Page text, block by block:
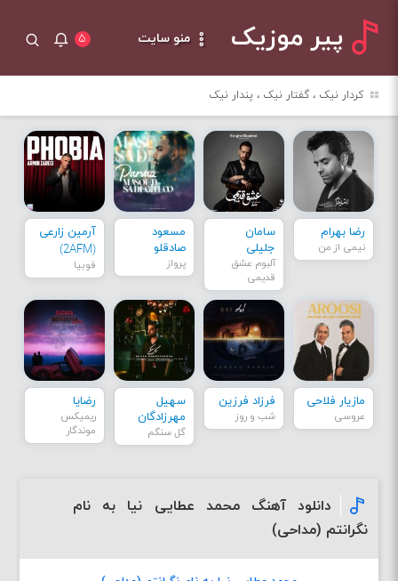
پیر موزیک منو سایت ۵
کردار نیک ، گفتار نیک ، پندار نیک
رضا بهرام
نیمی از من
سامان
جلیلی
آلبوم عشق
قدیمی
مسعود
صادقلو
پرواز
آرمین زارعی
(2AFM)
فوبیا
مازیار فلاحی
عروسی
فرزاد فرزین
شب و روز
سهیل
مهرزادگان
گل سنگم
رضایا
ریمیکس
موندگار
دانلود آهنگ محمد عطایی نیا به نام
نگرانتم (مداحی)